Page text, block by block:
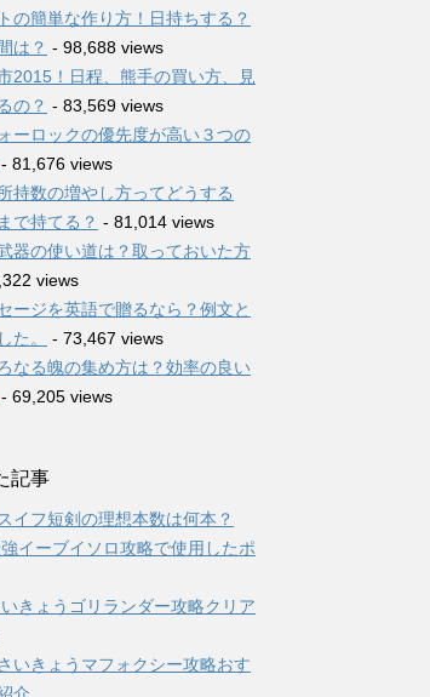
の簡単な作り方！日持ちする？
は？ - 98,688 views
2015！日程、熊手の買い方、見
の？ - 83,569 views
ーロックの優先度が高い３つの
- 81,676 views
持数の増やし方ってどうする
で持てる？ - 81,014 views
器の使い道は？取っておいた方
views
ージを英語で贈るなら？例文と
た。
- 73,467 views
なる魄の集め方は？効率の良い
- 69,205 views
記事
イフ短剣の理想本数は何本？
イーブイソロ攻略で使用したポ
きょうゴリランダー攻略クリア
いきょうマフォクシー攻略おす